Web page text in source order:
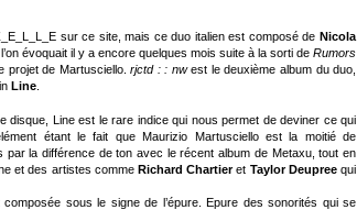
sur ce site, mais ce duo italien est composé de Nicola
évoquait il y a encore quelques mois suite à la sorti de Rumors
projet de Martusciello.rjctd : : nwest le deuxième album du duo,
Line
disque, Line est le rare indice qui nous permet de deviner ce qui
étant le fait que Maurizio Martusciello est la moitié de
par la différence de ton avec le récent album de Metaxu, tout en
et des artistes comme Richard Chartieret Taylor Deupreequi
sous le signe de l’épure. Epure des sonorités qui se